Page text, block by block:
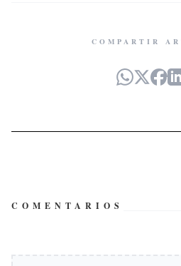
COMPARTIR
COMENTARIOS